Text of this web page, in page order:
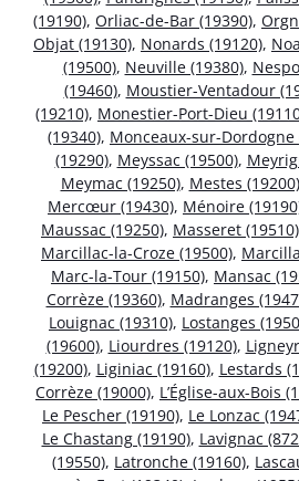
(19190), Orliac-de-Bar (19390),
Objat (19130), Nonards (19120),
(19500), Neuville (19380),
(19460), Moustier-Ventadour
(19210), Monestier-Port-Dieu
(19340), Monceaux-sur-Dordogne
(19290), Meyssac (19500),
Meymac (19250), Mestes (19200)
Mercœur (19430), Ménoire
Maussac (19250), Masseret (19510)
Marcillac-la-Croze (19500),
Marc-la-Tour (19150), Mansac
Corrèze (19360), Madranges
Louignac (19310), Lostanges
(19600), Liourdres (19120),
(19200), Liginiac (19160), Lestards
Corrèze (19000), L’Église-aux-Bois
Le Pescher (19190), Le Lonzac
Le Chastang (19190), Lavignac
(19550), Latronche (19160),